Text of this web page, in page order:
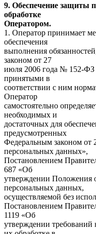
9. Обеспечение защиты
обработке
Оператором.
1. Оператор принимает
обеспечения
выполнения
законом от 27
июля 2006 года № 152-
принятыми в
соответствии с ним
Оператор
самостоятельно
необходимых и
достаточных для
предусмотренных
Федеральным законом
персональных данных»,
Постановлением
687 «Об
утверждении Положения
персональных данных,
осуществляемой без
Постановлением
1119 «Об
утверждении